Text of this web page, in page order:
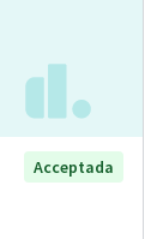
Acceptada